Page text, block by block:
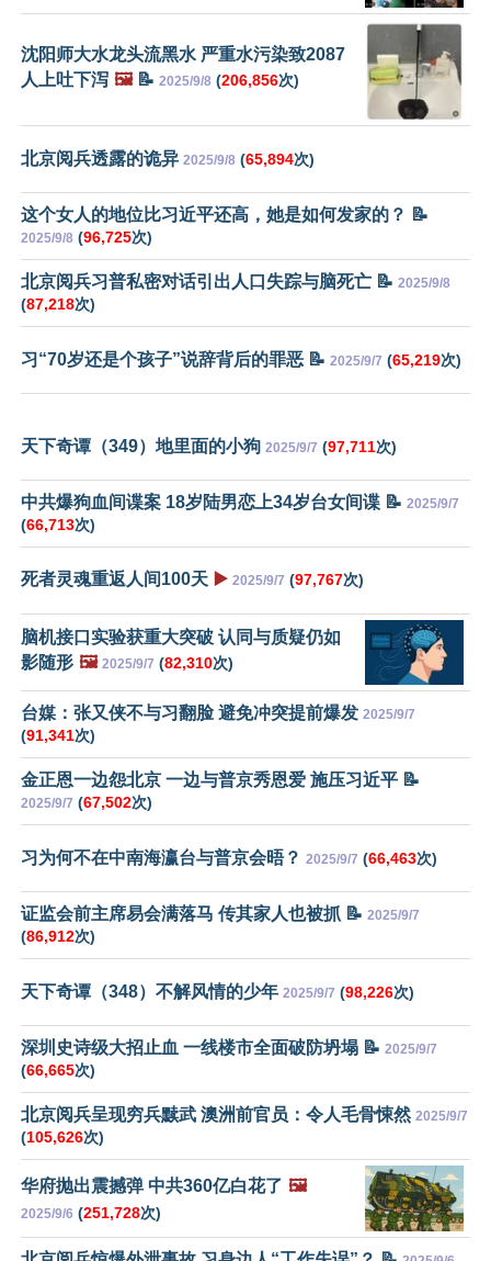
沈阳师大水龙头流黑水 严重水污染致2087
人上吐下泻 🖼️📝 2025/9/8 (206,856次)
北京阅兵透露的诡异 2025/9/8 (65,894次)
这个女人的地位比习近平还高，她是如何发家的？ 📝
2025/9/8 (96,725次)
北京阅兵习普私密对话引出人口失踪与脑死亡 📝 2025/9/8
(87,218次)
习“70岁还是个孩子”说辞背后的罪恶 📝 2025/9/7 (65,219次)
天下奇谭（349）地里面的小狗 2025/9/7 (97,711次)
中共爆狗血间谍案 18岁陆男恋上34岁台女间谍 📝 2025/9/7
(66,713次)
死者灵魂重返人间100天 ▶️ 2025/9/7 (97,767次)
脑机接口实验获重大突破 认同与质疑仍如
影随形 🖼️ 2025/9/7 (82,310次)
台媒：张又侠不与习翻脸 避免冲突提前爆发 2025/9/7
(91,341次)
金正恩一边怨北京 一边与普京秀恩爱 施压习近平 📝
2025/9/7 (67,502次)
习为何不在中南海瀛台与普京会晤？ 2025/9/7 (66,463次)
证监会前主席易会满落马 传其家人也被抓 📝 2025/9/7
(86,912次)
天下奇谭（348）不解风情的少年 2025/9/7 (98,226次)
深圳史诗级大招止血 一线楼市全面破防坍塌 📝 2025/9/7
(66,665次)
北京阅兵呈现穷兵黩武 澳洲前官员：令人毛骨悚然 2025/9/7
(105,626次)
华府抛出震撼弹 中共360亿白花了 🖼️
2025/9/6 (251,728次)